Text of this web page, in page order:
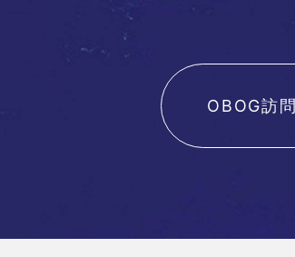
OBOG訪問